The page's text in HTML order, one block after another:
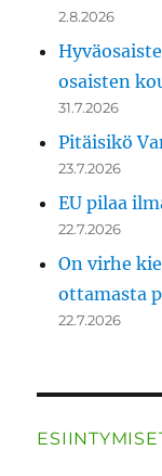
2.8.2026
osaisten
31.7.2026
Pitäisikö
23.7.2026
EU pilaa
22.7.2026
On virhe
ottamasta
22.7.2026